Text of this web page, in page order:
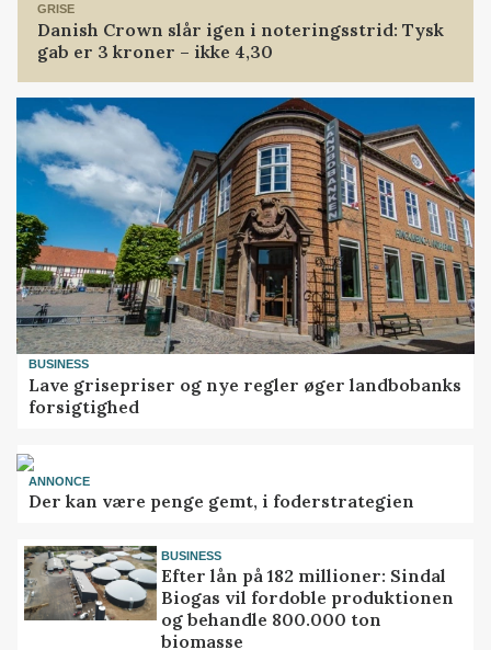
GRISE
Danish Crown slår igen i noteringsstrid: Tysk
gab er 3 kroner – ikke 4,30
BUSINESS
Lave grisepriser og nye regler øger landbobanks
forsigtighed
ANNONCE
Der kan være penge gemt, i foderstrategien
BUSINESS
Efter lån på 182 millioner: Sindal
Biogas vil fordoble produktionen
og behandle 800.000 ton
biomasse